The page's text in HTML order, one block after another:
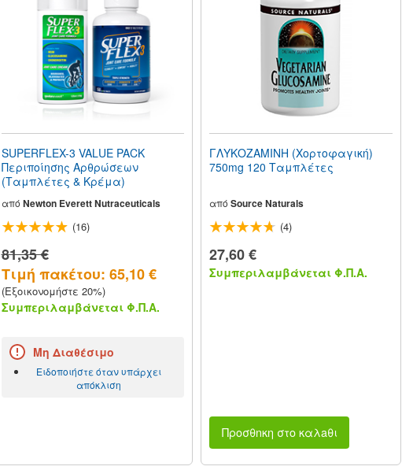
SUPERFLEX-3 VALUE PACK
Περιποίησης Αρθρώσεων
(Ταμπλέτες & Κρέμα)
από Newton Everett Nutraceuticals
(16)
81,35 €
Τιμή πακέτου: 65,10 €
(Εξοικονομήστε 20%)
Συμπεριλαμβάνεται Φ.Π.Α.
Μη Διαθέσιμο
Ειδοποιήστε όταν υπάρχει
απόκλιση
ΓΛΥΚΟΖΑΜΙΝΗ (Χορτοφαγική)
750mg 120 Ταμπλέτες
από Source Naturals
(4)
27,60 €
Συμπεριλαμβάνεται Φ.Π.Α.
Προσθnκη στο καλaθι